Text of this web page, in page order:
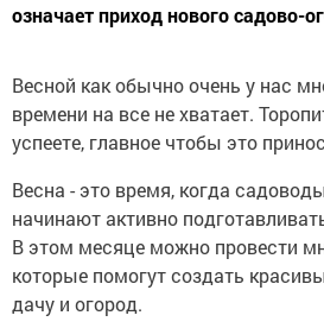
означает приход нового садово-
Весной как обычно очень у нас
времени на все не хватает.
успеете, главное чтобы это
Весна - это время, когда
начинают активно
В этом месяце можно провести
которые помогут создать
дачу и огород.